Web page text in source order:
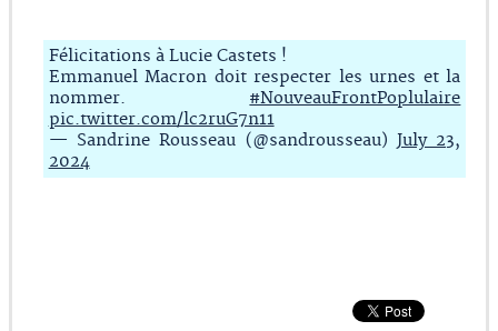
Félicitations à Lucie Castets !
Emmanuel Macron doit respecter les urnes et la
nommer. #NouveauFrontPoplulaire
pic.twitter.com/lc2ruG7n11
— Sandrine Rousseau (@sandrousseau)July 23,
2024